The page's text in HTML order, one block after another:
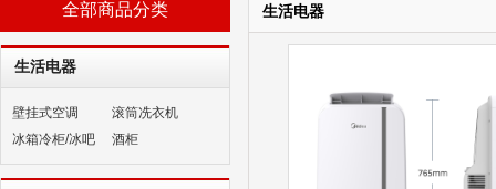
全部商品分类
生活电器
壁挂式空调
滚筒冼衣机
冰箱冷柜/冰吧
酒柜
生活电器